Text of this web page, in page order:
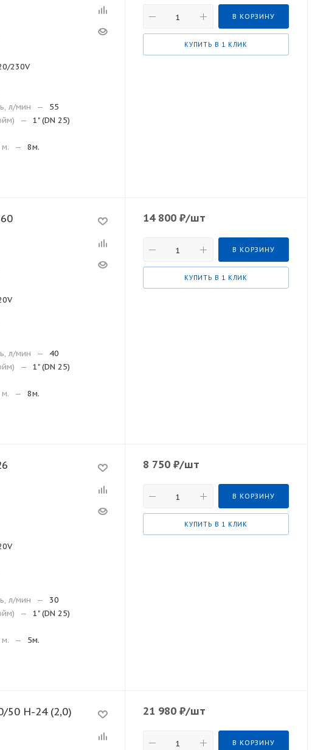
230V
л/мин
—
55
—
1" (DN 25)
—
8м.
В КОРЗИНУ
КУПИТЬ В 1 КЛИК
л/мин
—
40
—
1" (DN 25)
—
8м.
14 800 ₽/шт
В КОРЗИНУ
КУПИТЬ В 1 КЛИК
л/мин
—
30
—
1" (DN 25)
—
5м.
8 750 ₽/шт
В КОРЗИНУ
КУПИТЬ В 1 КЛИК
50 Н-24 (2,0)
21 980 ₽/шт
В КОРЗИНУ